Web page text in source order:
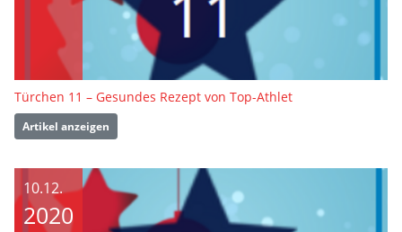
Türchen 11 – Gesundes Rezept von Top-Athlet
Artikel anzeigen
10.12.
2020